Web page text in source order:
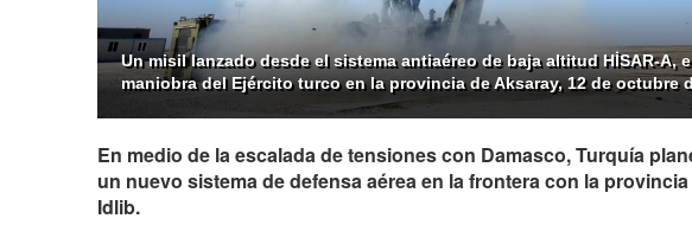
Un misil lanzado desde el sistema antiaéreo de baja altitud HİSAR-A,
maniobra del Ejército turco en la provincia de Aksaray, 12 de octubre
En medio de la escalada de tensiones con Damasco, Turquía
un nuevo sistema de defensa aérea en la frontera con la
Idlib.